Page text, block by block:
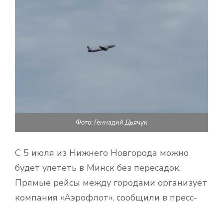
Н
Фото: Геннадий Дьячук
С 5 июля из Нижнего Новгорода можно
будет улететь в Минск без пересадок.
Прямые рейсы между городами организует
компания «Аэрофлот», сообщили в пресс-